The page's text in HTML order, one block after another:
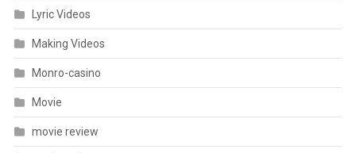
Lyric Videos
Making Videos
Monro-casino
Movie
movie review